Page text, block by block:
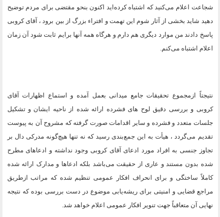
شجاعت اعلام می‌کنید که اشتباه کرده‌اید اکنون بنحو مقتضی برای مردم توضیح
دهید شاید بخشی از آثار شوم این تهمت و افتراء بزرگ از بین برود ، آقای کروبی
پاسخ دادند من موارد دیگری هم دارم و هرگاه همه آنها برایم ثابت شود آن زمان
اعلام اشتباه می‌کنم.
نتیجتاً ازمجموع تحقیقات جامع میدانی بعمل آمده و استماع اظهارات آقای
کروبی و بررسی دقیق لوح های فشرده ارائه شده از ناحیه ایشان و تشکیل
جلسات متعدد و فشرده و سایر اقدامات صورت گرفته که مشروح آن به پیوست
تقدیم می‌گردد ، هیأت به این جمع‌بندی رسید که نه تنها هیچ‌گونه مدرکی دال بر
تجاوز جنسی به افراد مورد ادعای آقای کروبی وجود نداشته و ادعاهای مطرح
شده بدون مستند و عاری از حقیقت می‌باشد بلکه ادعاها و مدارک ارائه شده
کاملاً ساختگی و برای انحراف افکار عمومی تنظیم شده که مراتب ازطریق
مراجع قضایی و امنیتی برای ریشه‌یابی موضوع در دست بررسی بوده که نتیجه
نهایی آن متعاقباً جهت تنویر افکار عمومی اعلام خواهد شد.